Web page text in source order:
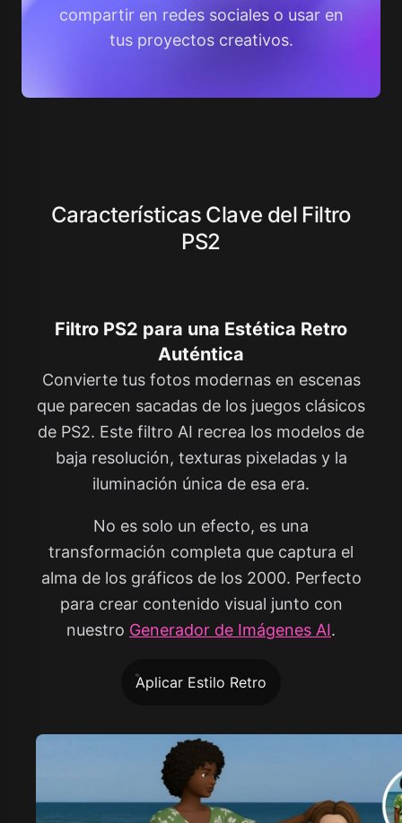
compartir en redes sociales o usar en
tus proyectos creativos.
Características Clave del Filtro
PS2
Filtro PS2 para una Estética Retro
Auténtica
Convierte tus fotos modernas en escenas
que parecen sacadas de los juegos clásicos
de PS2. Este filtro AI recrea los modelos de
baja resolución, texturas pixeladas y la
iluminación única de esa era.
No es solo un efecto, es una
transformación completa que captura el
alma de los gráficos de los 2000. Perfecto
para crear contenido visual junto con
nuestro Generador de Imágenes AI.
Aplicar Estilo Retro